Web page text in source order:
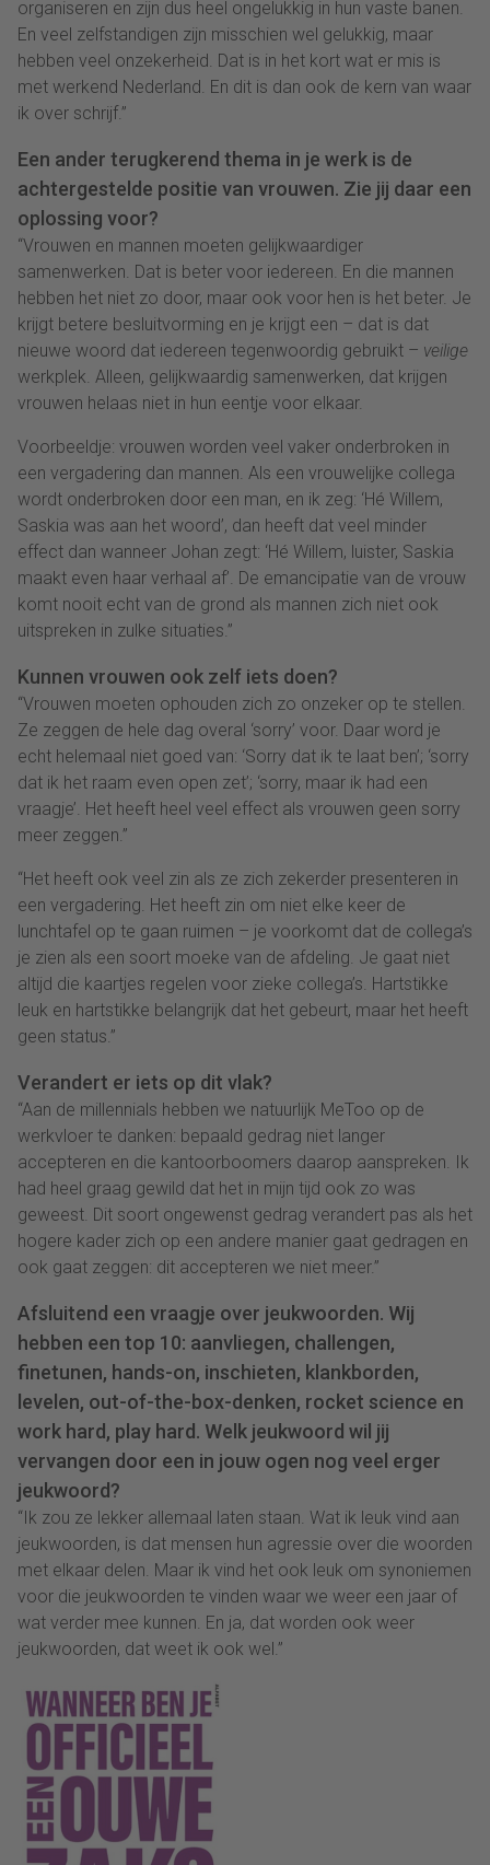
organiseren en zijn dus heel ongelukkig in hun vaste banen.
En veel zelfstandigen zijn misschien wel gelukkig, maar
hebben veel onzekerheid. Dat is in het kort wat er mis is
met werkend Nederland. En dit is dan ook de kern van waar
ik over schrijf.”
Een ander terugkerend thema in je werk is de
achtergestelde positie van vrouwen. Zie jij daar een
oplossing voor?
“Vrouwen en mannen moeten gelijkwaardiger
samenwerken. Dat is beter voor iedereen. En die mannen
hebben het niet zo door, maar ook voor hen is het beter. Je
krijgt betere besluitvorming en je krijgt een – dat is dat
nieuwe woord dat iedereen tegenwoordig gebruikt – veilige
werkplek. Alleen, gelijkwaardig samenwerken, dat krijgen
vrouwen helaas niet in hun eentje voor elkaar.
Voorbeeldje: vrouwen worden veel vaker onderbroken in
een vergadering dan mannen. Als een vrouwelijke collega
wordt onderbroken door een man, en ik zeg: ‘Hé Willem,
Saskia was aan het woord’, dan heeft dat veel minder
effect dan wanneer Johan zegt: ‘Hé Willem, luister, Saskia
maakt even haar verhaal af’. De emancipatie van de vrouw
komt nooit echt van de grond als mannen zich niet ook
uitspreken in zulke situaties.”
Kunnen vrouwen ook zelf iets doen?
“Vrouwen moeten ophouden zich zo onzeker op te stellen.
Ze zeggen de hele dag overal ‘sorry’ voor. Daar word je
echt helemaal niet goed van: ‘Sorry dat ik te laat ben’; ‘sorry
dat ik het raam even open zet’; ‘sorry, maar ik had een
vraagje’. Het heeft heel veel effect als vrouwen geen sorry
meer zeggen.”
“Het heeft ook veel zin als ze zich zekerder presenteren in
een vergadering. Het heeft zin om niet elke keer de
lunchtafel op te gaan ruimen – je voorkomt dat de collega’s
je zien als een soort moeke van de afdeling. Je gaat niet
altijd die kaartjes regelen voor zieke collega’s. Hartstikke
leuk en hartstikke belangrijk dat het gebeurt, maar het heeft
geen status.”
Verandert er iets op dit vlak?
“Aan de millennials hebben we natuurlijk MeToo op de
werkvloer te danken: bepaald gedrag niet langer
accepteren en die kantoorboomers daarop aanspreken. Ik
had heel graag gewild dat het in mijn tijd ook zo was
geweest. Dit soort ongewenst gedrag verandert pas als het
hogere kader zich op een andere manier gaat gedragen en
ook gaat zeggen: dit accepteren we niet meer.”
Afsluitend een vraagje over jeukwoorden. Wij
hebben een top 10: aanvliegen, challengen,
finetunen, hands-on, inschieten, klankborden,
levelen, out-of-the-box-denken, rocket science en
work hard, play hard. Welk jeukwoord wil jij
vervangen door een in jouw ogen nog veel erger
jeukwoord?
“Ik zou ze lekker allemaal laten staan. Wat ik leuk vind aan
jeukwoorden, is dat mensen hun agressie over die woorden
met elkaar delen. Maar ik vind het ook leuk om synoniemen
voor die jeukwoorden te vinden waar we weer een jaar of
wat verder mee kunnen. En ja, dat worden ook weer
jeukwoorden, dat weet ik ook wel.”